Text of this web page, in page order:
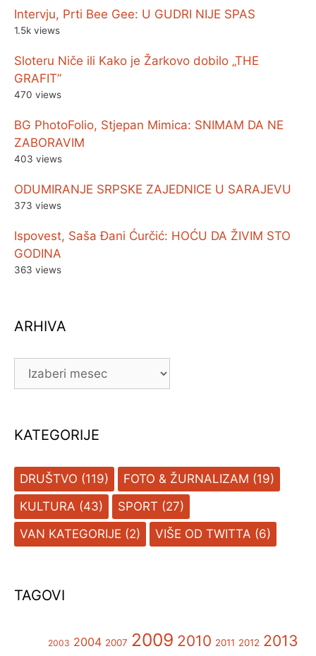
Intervju, Prti Bee Gee: U GUDRI NIJE SPAS
1.5k views
Sloteru Niče ili Kako je Žarkovo dobilo „THE
GRAFIT”
470 views
BG PhotoFolio, Stjepan Mimica: SNIMAM DA NE
ZABORAVIM
403 views
ODUMIRANJE SRPSKE ZAJEDNICE U SARAJEVU
373 views
Ispovest, Saša Đani Ćurčić: HOĆU DA ŽIVIM STO
GODINA
363 views
ARHIVA
ARHIVA
KATEGORIJE
DRUŠTVO (119) FOTO & ŽURNALIZAM (19)
KULTURA (43) SPORT (27)
VAN KATEGORIJE (2) VIŠE OD TWITTA (6)
TAGOVI
2003 2004 2007 2009 2010 2011 2012 2013